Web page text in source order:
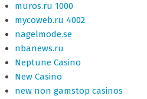
muros.ru 1000
mycoweb.ru 4002
nagelmode.se
nbanews.ru
Neptune Casino
New Casino
new non gamstop casinos